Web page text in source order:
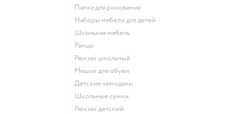
Папка для рисования
Наборы мебели для детей
Школьная мебель
Ранцы
Рюкзак школьный
Мешок для обуви
Детские чемоданы
Школьные сумки
Рюкзак детский